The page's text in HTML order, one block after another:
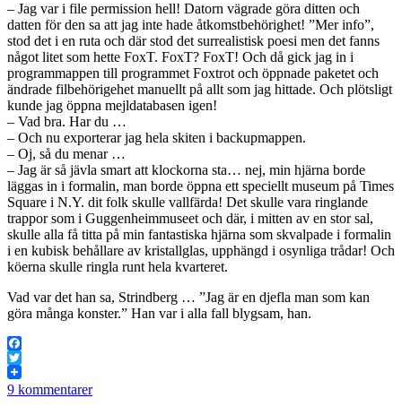
– Jag var i file permission hell! Datorn vägrade göra ditten och
datten för den sa att jag inte hade åtkomstbehörighet! ”Mer info”,
stod det i en ruta och där stod det surrealistisk poesi men det fanns
något litet som hette FoxT. FoxT? FoxT! Och då gick jag in i
programmappen till programmet Foxtrot och öppnade paketet och
ändrade filbehörigehet manuellt på allt som jag hittade. Och plötsligt
kunde jag öppna mejldatabasen igen!
– Vad bra. Har du …
– Och nu exporterar jag hela skiten i backupmappen.
– Oj, så du menar …
– Jag är så jävla smart att klockorna sta… nej, min hjärna borde
läggas in i formalin, man borde öppna ett speciellt museum på Times
Square i N.Y. dit folk skulle vallfärda! Det skulle vara ringlande
trappor som i Guggenheimmuseet och där, i mitten av en stor sal,
skulle alla få titta på min fantastiska hjärna som skvalpade i formalin
i en kubisk behållare av kristallglas, upphängd i osynliga trådar! Och
köerna skulle ringla runt hela kvarteret.
Vad var det han sa, Strindberg … ”Jag är en djefla man som kan
göra många konster.” Han var i alla fall blygsam, han.
Facebook
Twitter
9 kommentarer